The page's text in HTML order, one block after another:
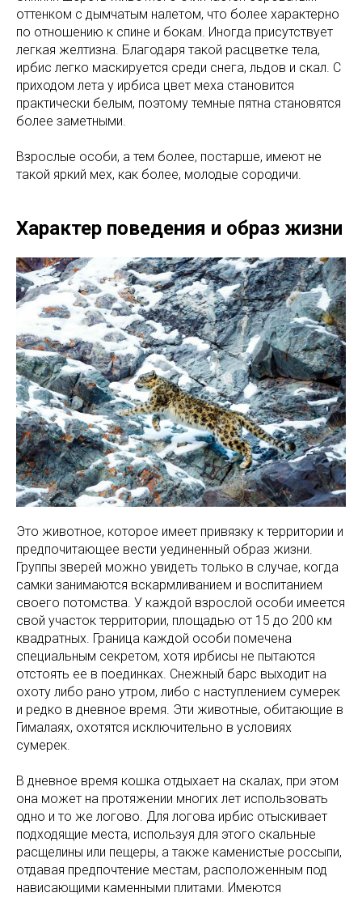
оттенком с дымчатым налетом, что более характерно
по отношению к спине и бокам. Иногда присутствует
легкая желтизна. Благодаря такой расцветке тела,
ирбис легко маскируется среди снега, льдов и скал. С
приходом лета у ирбиса цвет меха становится
практически белым, поэтому темные пятна становятся
более заметными.
Взрослые особи, а тем более, постарше, имеют не
такой яркий мех, как более, молодые сородичи.
Характер поведения и образ жизни
Это животное, которое имеет привязку к территории и
предпочитающее вести уединенный образ жизни.
Группы зверей можно увидеть только в случае, когда
самки занимаются вскармливанием и воспитанием
своего потомства. У каждой взрослой особи имеется
свой участок территории, площадью от 15 до 200 км
квадратных. Граница каждой особи помечена
специальным секретом, хотя ирбисы не пытаются
отстоять ее в поединках. Снежный барс выходит на
охоту либо рано утром, либо с наступлением сумерек
и редко в дневное время. Эти животные, обитающие в
Гималаях, охотятся исключительно в условиях
сумерек.
В дневное время кошка отдыхает на скалах, при этом
она может на протяжении многих лет использовать
одно и то же логово. Для логова ирбис отыскивает
подходящие места, используя для этого скальные
расщелины или пещеры, а также каменистые россыпи,
отдавая предпочтение местам, расположенным под
нависающими каменными плитами. Имеются